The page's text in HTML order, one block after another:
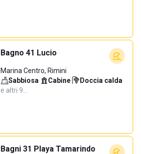
Bagno 41 Lucio
Marina Centro, Rimini
Sabbiosa· Cabine· Doccia calda·
e altri 9…
Bagni 31 Playa Tamarindo